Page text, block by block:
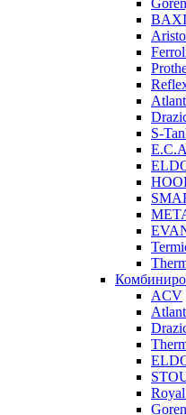
BAXI
S-
E.C.A
ACV